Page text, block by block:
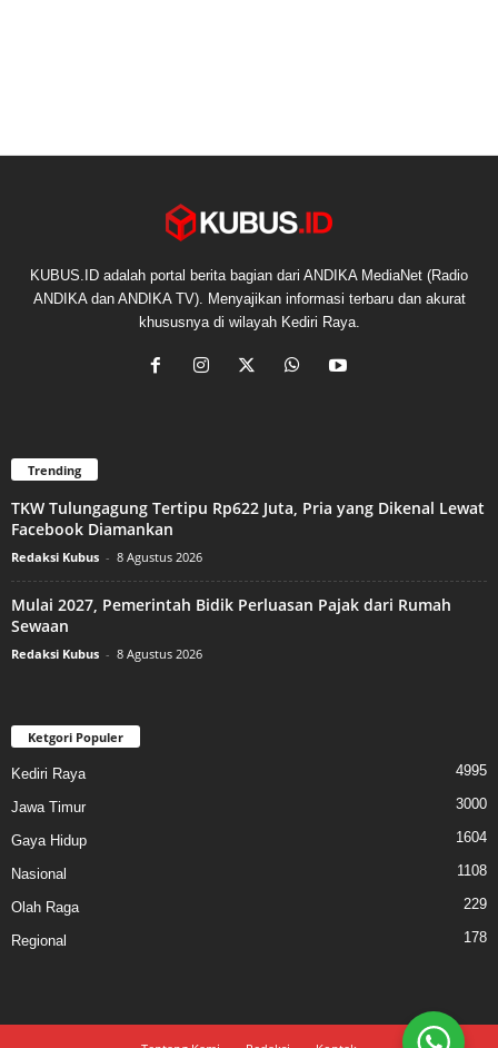
KUBUS.ID adalah portal berita bagian dari ANDIKA MediaNet (Radio
ANDIKA dan ANDIKA TV). Menyajikan informasi terbaru dan akurat
khususnya di wilayah Kediri Raya.
Trending
TKW Tulungagung Tertipu Rp622 Juta, Pria yang Dikenal Lewat
Facebook Diamankan
Redaksi Kubus - 8 Agustus 2026
Mulai 2027, Pemerintah Bidik Perluasan Pajak dari Rumah
Sewaan
Redaksi Kubus - 8 Agustus 2026
Ketgori Populer
Kediri Raya 4995
Jawa Timur 3000
Gaya Hidup 1604
Nasional 1108
Olah Raga 229
Regional 178